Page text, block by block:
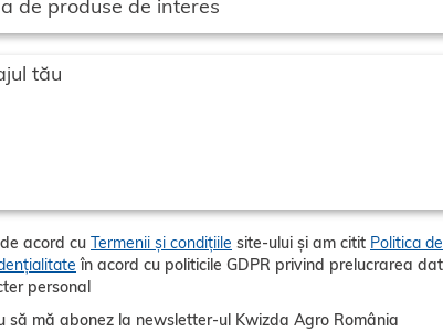
acord cu Termenii și condițiile site-ului și am citit Politica de
în acord cu politicile GDPR privind prelucrarea datelor cu
personal
să mă abonez la newsletter-ul Kwizda Agro România